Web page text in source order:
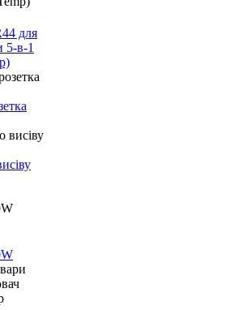
для
5-в-1